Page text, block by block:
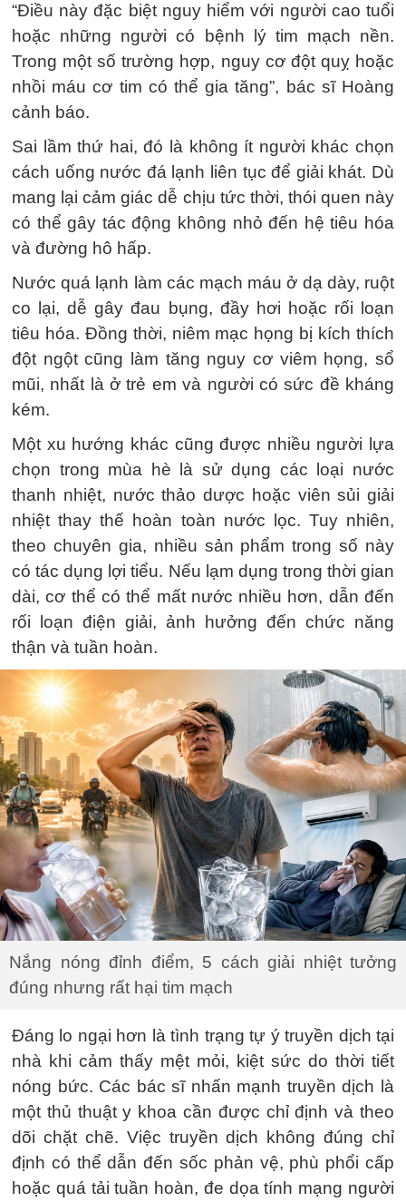
“Điều này đặc biệt nguy hiểm với người cao tuổi
hoặc những người có bệnh lý tim mạch nền.
Trong một số trường hợp, nguy cơ đột quỵ hoặc
nhồi máu cơ tim có thể gia tăng”, bác sĩ Hoàng
cảnh báo.
Sai lầm thứ hai, đó là không ít người khác chọn
cách uống nước đá lạnh liên tục để giải khát. Dù
mang lại cảm giác dễ chịu tức thời, thói quen này
có thể gây tác động không nhỏ đến hệ tiêu hóa
và đường hô hấp.
Nước quá lạnh làm các mạch máu ở dạ dày, ruột
co lại, dễ gây đau bụng, đầy hơi hoặc rối loạn
tiêu hóa. Đồng thời, niêm mạc họng bị kích thích
đột ngột cũng làm tăng nguy cơ viêm họng, sổ
mũi, nhất là ở trẻ em và người có sức đề kháng
kém.
Một xu hướng khác cũng được nhiều người lựa
chọn trong mùa hè là sử dụng các loại nước
thanh nhiệt, nước thảo dược hoặc viên sủi giải
nhiệt thay thế hoàn toàn nước lọc. Tuy nhiên,
theo chuyên gia, nhiều sản phẩm trong số này
có tác dụng lợi tiểu. Nếu lạm dụng trong thời gian
dài, cơ thể có thể mất nước nhiều hơn, dẫn đến
rối loạn điện giải, ảnh hưởng đến chức năng
thận và tuần hoàn.
Nắng nóng đỉnh điểm, 5 cách giải nhiệt tưởng
đúng nhưng rất hại tim mạch
Đáng lo ngại hơn là tình trạng tự ý truyền dịch tại
nhà khi cảm thấy mệt mỏi, kiệt sức do thời tiết
nóng bức. Các bác sĩ nhấn mạnh truyền dịch là
một thủ thuật y khoa cần được chỉ định và theo
dõi chặt chẽ. Việc truyền dịch không đúng chỉ
định có thể dẫn đến sốc phản vệ, phù phổi cấp
hoặc quá tải tuần hoàn, đe dọa tính mạng người